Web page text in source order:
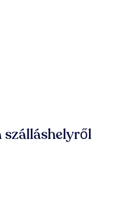
szálláshelyről